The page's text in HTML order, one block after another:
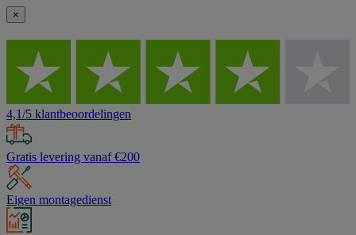
×
4,1/5 klantbeoordelingen
Gratis levering vanaf €200
Eigen montagedienst